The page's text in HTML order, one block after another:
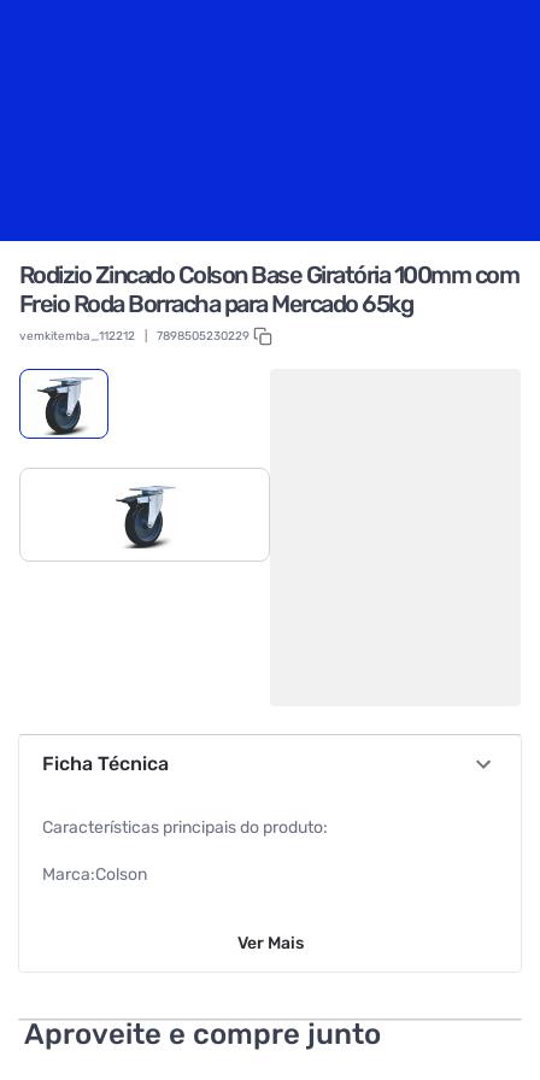
Rodizio Zincado Colson Base Giratória 100mm com
Freio Roda Borracha para Mercado 65kg
vemkitemba_112212 7898505230229
Ficha Técnica
Características principais do produto:
Marca:Colson
Informações Adicionais do Produto:
Ver Mais
Aproveite e compre junto